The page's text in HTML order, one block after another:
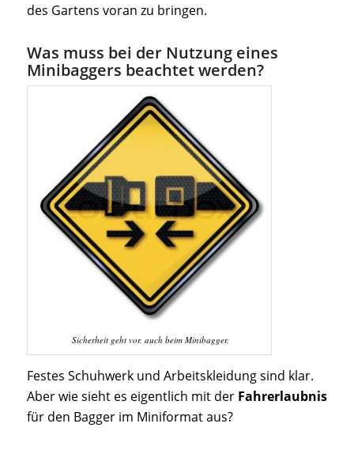
des Gartens voran zu bringen.
Was muss bei der Nutzung eines
Minibaggers beachtet werden?
Sicherheit geht vor, auch beim Minibagger.
Festes Schuhwerk und Arbeitskleidung sind klar.
Aber wie sieht es eigentlich mit der Fahrerlaubnis
für den Bagger im Miniformat aus?